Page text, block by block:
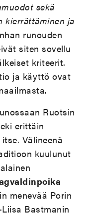
sekä
kierrättäminen ja
runouden
siten sovellu
kriteerit.
ja käyttö ovat
Ruotsin
erittäin
Välineenä
kuulunut
menevää Porin
Bastmanin